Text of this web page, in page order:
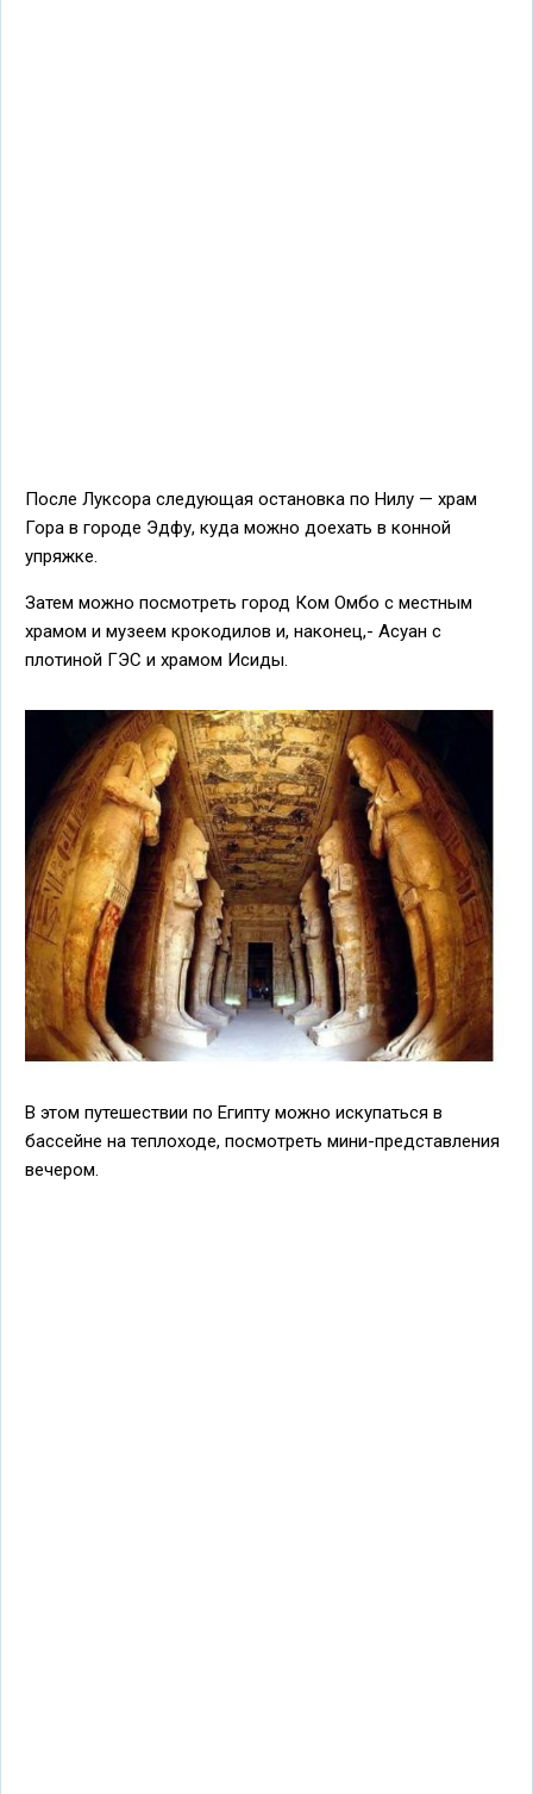
После Луксора следующая остановка по Нилу — храм
Гора в городе Эдфу, куда можно доехать в конной
упряжке.
Затем можно посмотреть город Ком Омбо с местным
храмом и музеем крокодилов и, наконец,- Асуан с
плотиной ГЭС и храмом Исиды.
В этом путешествии по Египту можно искупаться в
бассейне на теплоходе, посмотреть мини-представления
вечером.